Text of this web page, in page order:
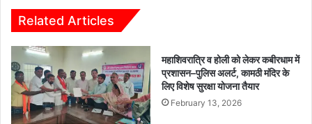
Related Articles
महाशिवरात्रि व होली को लेकर कबीरधाम में
प्रशासन–पुलिस अलर्ट, कामठी मंदिर के
लिए विशेष सुरक्षा योजना तैयार
February 13, 2026